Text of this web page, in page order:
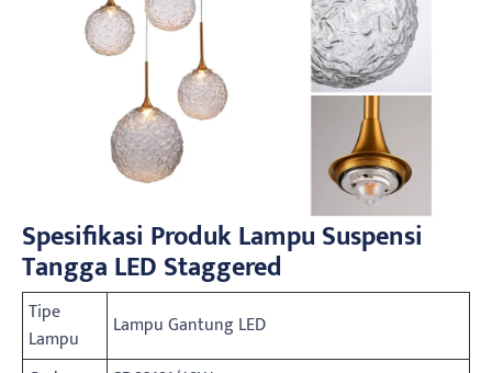
Spesifikasi Produk Lampu Suspensi
Tangga LED Staggered
Tipe
Lampu
Lampu Gantung LED